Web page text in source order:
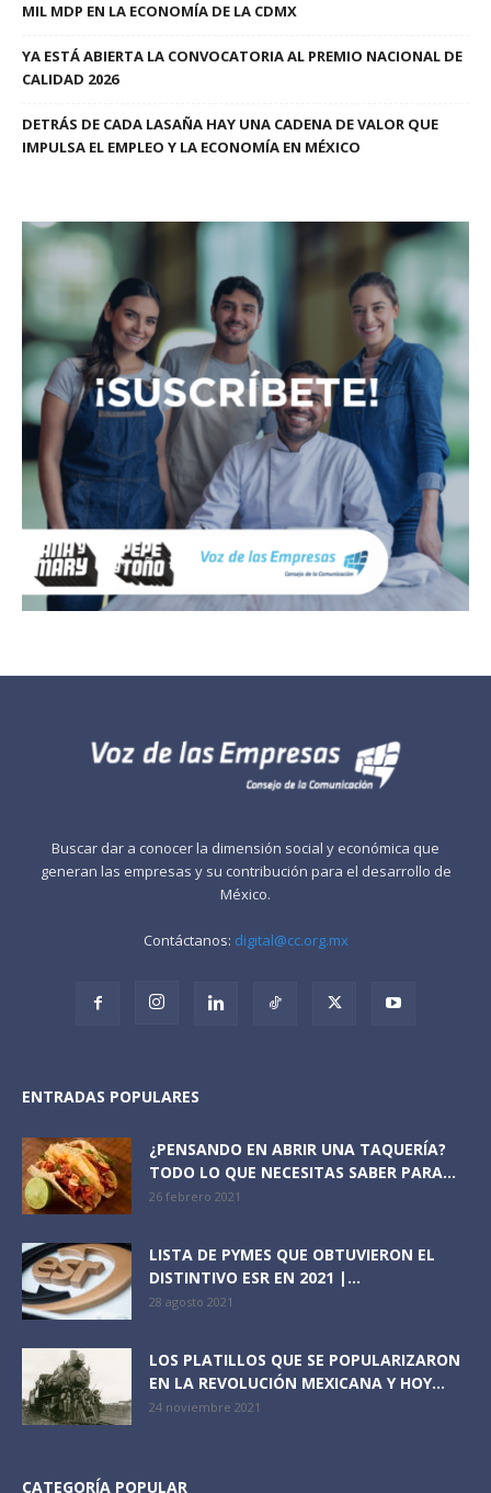
MIL MDP EN LA ECONOMÍA DE LA CDMX
YA ESTÁ ABIERTA LA CONVOCATORIA AL PREMIO NACIONAL DE
CALIDAD 2026
DETRÁS DE CADA LASAÑA HAY UNA CADENA DE VALOR QUE
IMPULSA EL EMPLEO Y LA ECONOMÍA EN MÉXICO
Buscar dar a conocer la dimensión social y económica que
generan las empresas y su contribución para el desarrollo de
México.
Contáctanos: digital@cc.org.mx
ENTRADAS POPULARES
¿PENSANDO EN ABRIR UNA TAQUERÍA?
TODO LO QUE NECESITAS SABER PARA...
26 febrero 2021
LISTA DE PYMES QUE OBTUVIERON EL
DISTINTIVO ESR EN 2021 |...
28 agosto 2021
LOS PLATILLOS QUE SE POPULARIZARON
EN LA REVOLUCIÓN MEXICANA Y HOY...
24 noviembre 2021
CATEGORÍA POPULAR